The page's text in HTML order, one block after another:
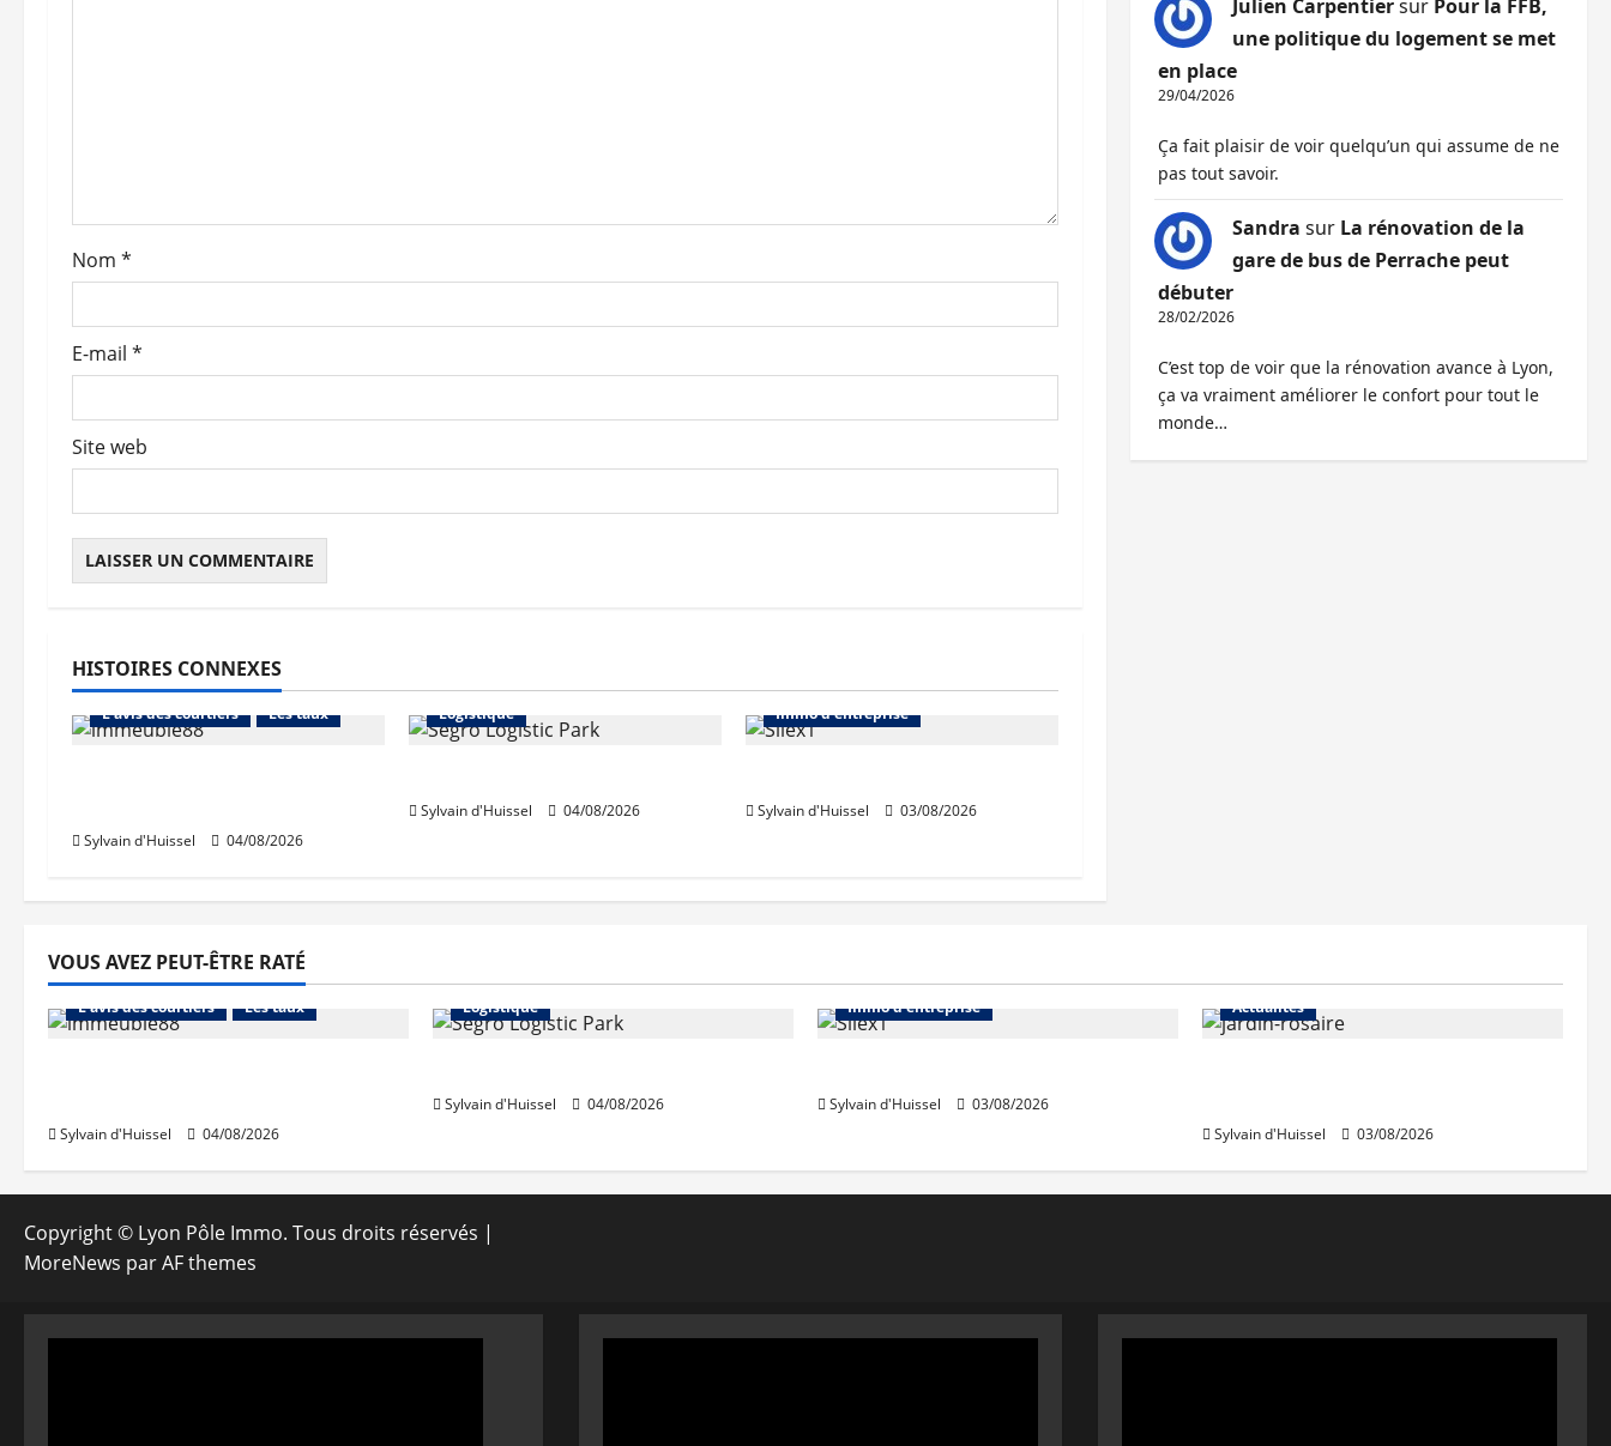
a
r
t
i
c
l
e
Nom *
E-mail *
Site web
HISTOIRES CONNEXES
Abonnés
Financement
L'avis des courtiers
Les taux
Sylvain d'Huissel 04/08/2026
Logistique
Sylvain d'Huissel 04/08/2026
Immo d'entreprise
Sylvain d'Huissel 03/08/2026
Julien Carpentiersur Pour la FFB,
une politique du logement se met
en place
29/04/2026
Ça fait plaisir de voir quelqu’un qui assume de ne
pas tout savoir.
Sandra sur La rénovation de la
gare de bus de Perrache peut
débuter
28/02/2026
C’est top de voir que la rénovation avance à Lyon,
ça va vraiment améliorer le confort pour tout le
monde…
VOUS AVEZ PEUT-ÊTRE RATÉ
Abonnés
Financement
L'avis des courtiers
Les taux
Sylvain d'Huissel 04/08/2026
Logistique
Sylvain d'Huissel 04/08/2026
Immo d'entreprise
Sylvain d'Huissel 03/08/2026
Actualités
Sylvain d'Huissel 03/08/2026
Copyright © Lyon Pôle Immo. Tous droits réservés |
MoreNews par AF themes